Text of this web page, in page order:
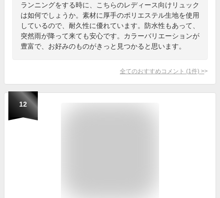
ランニングをする時に、こちらのレディース向けリュック
は如何でしょうか。素材に厚手のポリエステル生地を使用
しているので、耐久性に優れています。防水性もあって、
突然雨が降って来ても安心です。カラーバリエーションが
豊富で、お好みのものがきっと見つかると思います。
全てのおすすめコメント (1 件) >
12